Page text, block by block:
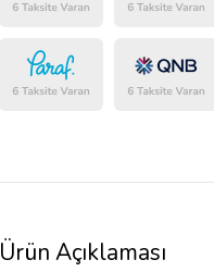
Ürün Açıklaması